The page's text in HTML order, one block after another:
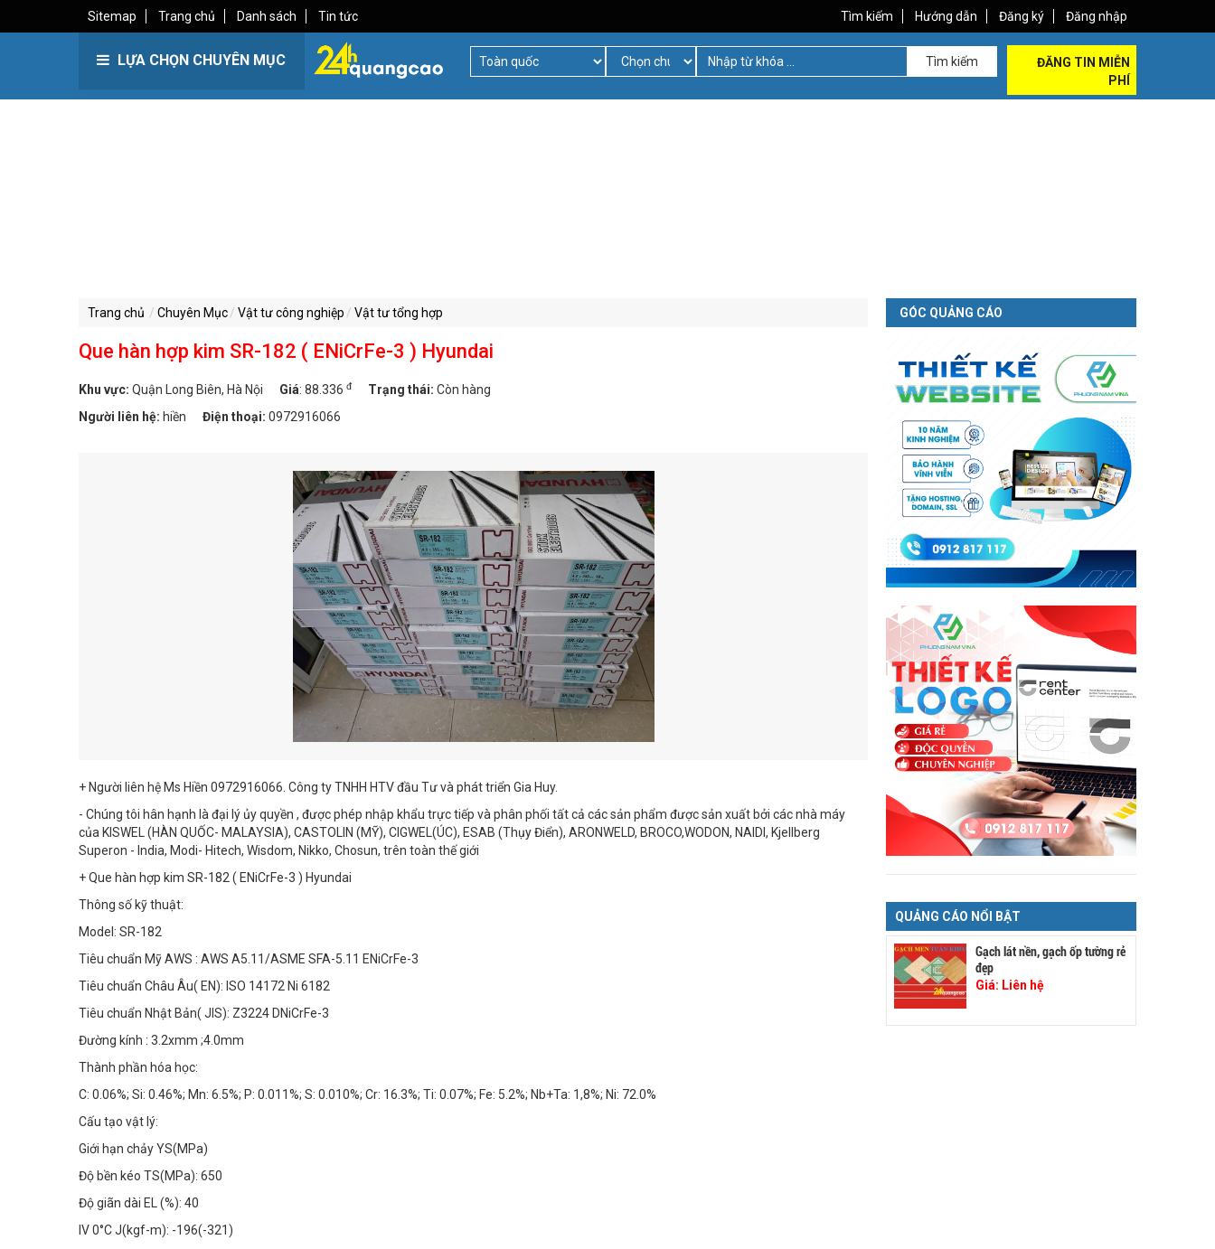
Sitemap Trang chủ Danh sách Tin tức Tìm kiếm Hướng dẫn Đăng ký Đăng nhập
LỰA CHỌN CHUYÊN MỤC Tìm kiếm
ĐĂNG TIN MIỄN
PHÍ
Trang chủ Chuyên Mục Vật tư công nghiệp Vật tư tổng hợp
Que hàn hợp kim SR-182 ( ENiCrFe-3 ) Hyundai
Khu vực: Quận Long Biên, Hà Nội Giá: 88.336 đ Trạng thái: Còn hàng
Người liên hệ: hiền Điện thoại: 0972916066
+ Người liên hệ Ms Hiền 0972916066. Công ty TNHH HTV đầu Tư và phát triển Gia Huy.
- Chúng tôi hân hạnh là đại lý ủy quyền , được phép nhập khẩu trực tiếp và phân phối tất cả các sản phẩm được sản xuất bởi các nhà máy
của KISWEL (HÀN QUỐC- MALAYSIA), CASTOLIN (MỸ), CIGWEL(ÚC), ESAB (Thụy Điển), ARONWELD, BROCO,WODON, NAIDI, Kjellberg
Superon - India, Modi- Hitech, Wisdom, Nikko, Chosun, trên toàn thế giới
+ Que hàn hợp kim SR-182 ( ENiCrFe-3 ) Hyundai
Thông số kỹ thuật:
Model: SR-182
Tiêu chuẩn Mỹ AWS : AWS A5.11/ASME SFA-5.11 ENiCrFe-3
Tiêu chuẩn Châu Âu( EN): ISO 14172 Ni 6182
Tiêu chuẩn Nhật Bản( JIS): Z3224 DNiCrFe-3
Đường kính : 3.2xmm ;4.0mm
Thành phần hóa học:
C: 0.06%; Si: 0.46%; Mn: 6.5%; P: 0.011%; S: 0.010%; Cr: 16.3%; Ti: 0.07%; Fe: 5.2%; Nb+Ta: 1,8%; Ni: 72.0%
Cấu tạo vật lý:
Giới hạn chảy YS(MPa)
Độ bền kéo TS(MPa): 650
Độ giãn dài EL (%): 40
IV 0°C J(kgf-m): -196(-321)
GÓC QUẢNG CÁO
QUẢNG CÁO NỔI BẬT
Gạch lát nền, gạch ốp tường rẻ
đẹp
Giá: Liên hệ